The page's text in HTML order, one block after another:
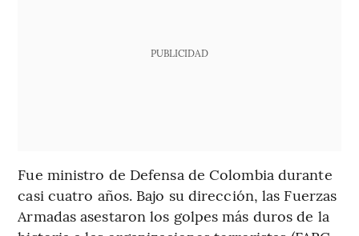
PUBLICIDAD
Fue ministro de Defensa de Colombia durante
casi cuatro años. Bajo su dirección, las Fuerzas
Armadas asestaron los golpes más duros de la